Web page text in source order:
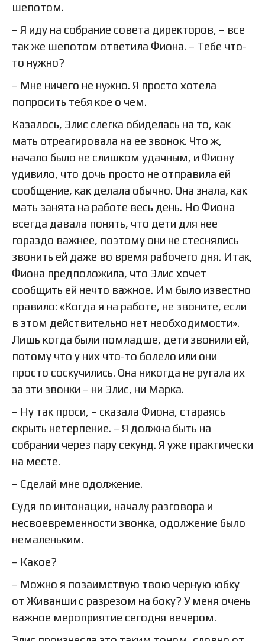
шепотом.
– Я иду на собрание совета директоров, – все
так же шепотом ответила Фиона. – Тебе что-
то нужно?
– Мне ничего не нужно. Я просто хотела
попросить тебя кое о чем.
Казалось, Элис слегка обиделась на то, как
мать отреагировала на ее звонок. Что ж,
начало было не слишком удачным, и Фиону
удивило, что дочь просто не отправила ей
сообщение, как делала обычно. Она знала, как
мать занята на работе весь день. Но Фиона
всегда давала понять, что дети для нее
гораздо важнее, поэтому они не стеснялись
звонить ей даже во время рабочего дня. Итак,
Фиона предположила, что Элис хочет
сообщить ей нечто важное. Им было известно
правило: «Когда я на работе, не звоните, если
в этом действительно нет необходимости».
Лишь когда были помладше, дети звонили ей,
потому что у них что-то болело или они
просто соскучились. Она никогда не ругала их
за эти звонки – ни Элис, ни Марка.
– Ну так проси, – сказала Фиона, стараясь
скрыть нетерпение. – Я должна быть на
собрании через пару секунд. Я уже практически
на месте.
– Сделай мне одолжение.
Судя по интонации, началу разговора и
несвоевременности звонка, одолжение было
немаленьким.
– Какое?
– Можно я позаимствую твою черную юбку
от Живанши с разрезом на боку? У меня очень
важное мероприятие сегодня вечером.